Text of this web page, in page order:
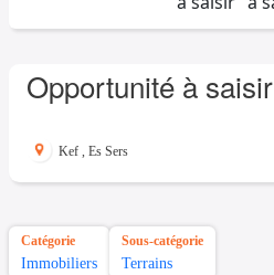
Opportunité à saisir
Kef , Es Sers
Catégorie
Immobiliers
Sous-catégorie
Terrains